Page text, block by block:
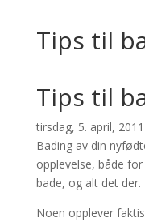
Tips til
Tips til
tirsdag, 5. april, 2011
Bading av din
opplevelse, både
bade, og alt det der.
Noen opplever